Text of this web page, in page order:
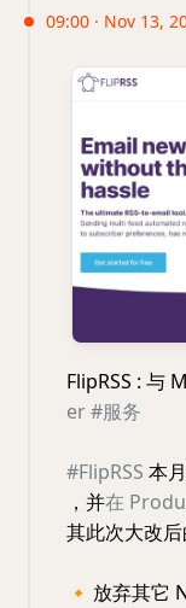
09:00 · Nov 13,
FlipRSS : 与
er#服务
#FlipRSS 本
，并在
其此次大改后
🔸 放弃其它